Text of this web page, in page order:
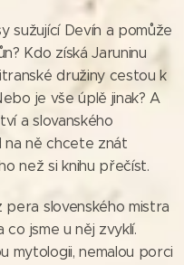
sužující Devín a pomůže
Kdo získá Jaruninu
družiny cestou k
je vše úplě jinak? A
a slovanského
na ně chcete znát
než si knihu přečíst.
pera slovenského mistra
co jsme u něj zvyklí.
mytologii, nemalou porci